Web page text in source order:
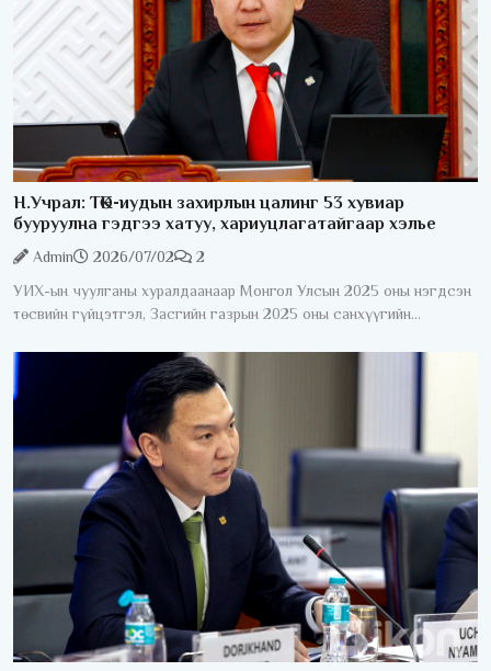
Н.Учрал: ТӨК-иудын захирлын цалинг 53 хувиар
бууруулна гэдгээ хатуу, хариуцлагатайгаар хэлье
Admin 2026/07/02
2
УИХ-ын чуулганы хуралдаанаар Монгол Улсын 2025 оны нэгдсэн
төсвийн гүйцэтгэл, Засгийн газрын 2025 оны санхүүгийн
гүйцэтгэл батлах